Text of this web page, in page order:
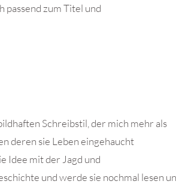
passend zum Titel und
Schreibstil, der mich mehr als
deren sie Leben eingehaucht
Idee mit der Jagd und
und werde sie nochmal lesen